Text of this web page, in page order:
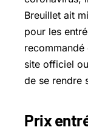
Breuillet ait
pour les
site officiel
de se rendre
Prix